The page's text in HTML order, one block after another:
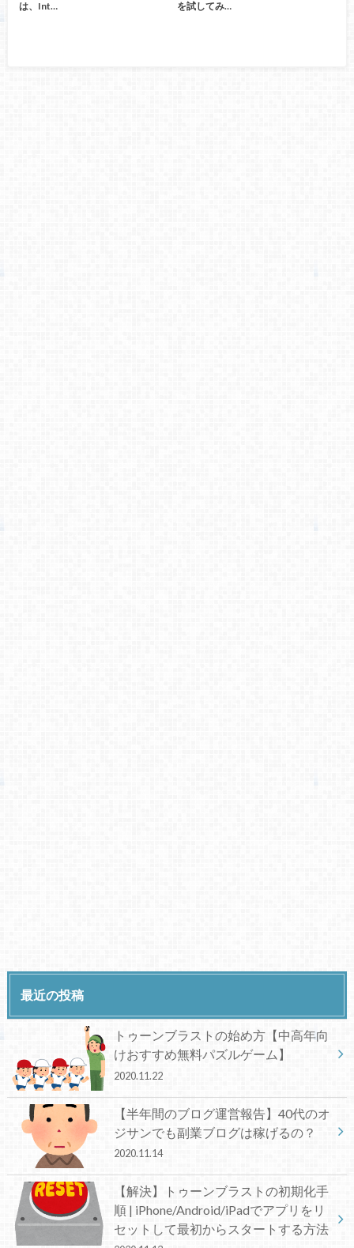
は、Int… を試してみ…
最近の投稿
トゥーンブラストの始め方【中高年向
けおすすめ無料パズルゲーム】
2020.11.22
【半年間のブログ運営報告】40代のオ
ジサンでも副業ブログは稼げるの？
2020.11.14
【解決】トゥーンブラストの初期化手
順 | iPhone/Android/iPadでアプリをリ
セットして最初からスタートする方法